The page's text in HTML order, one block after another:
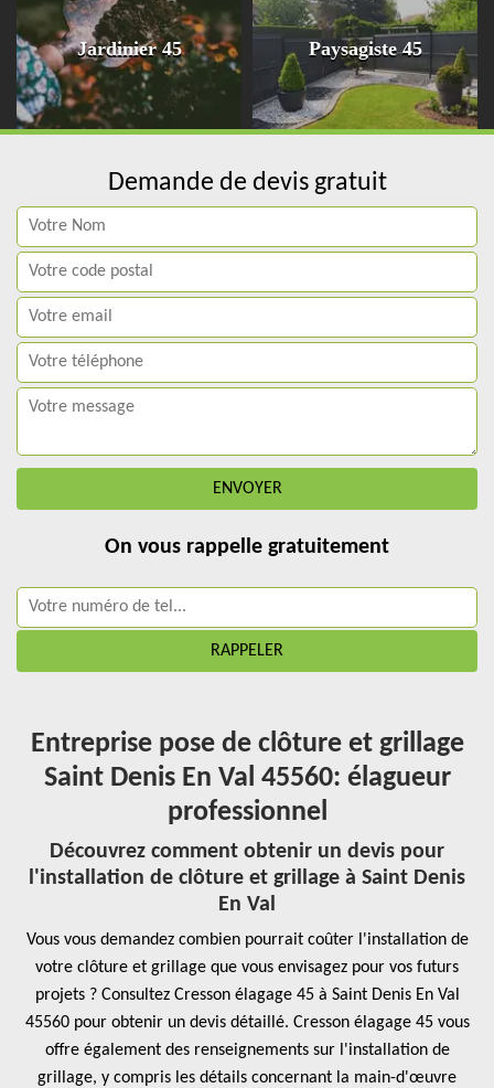
Jardinier 45 Paysagiste 45
Demande de devis gratuit
On vous rappelle gratuitement
Entreprise pose de clôture et grillage
Saint Denis En Val 45560: élagueur
professionnel
Découvrez comment obtenir un devis pour
l'installation de clôture et grillage à Saint Denis
En Val
Vous vous demandez combien pourrait coûter l'installation de
votre clôture et grillage que vous envisagez pour vos futurs
projets ? Consultez Cresson élagage 45 à Saint Denis En Val
45560 pour obtenir un devis détaillé. Cresson élagage 45 vous
offre également des renseignements sur l'installation de
grillage, y compris les détails concernant la main-d'œuvre